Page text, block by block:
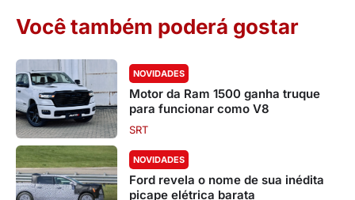
Você também poderá gostar
NOVIDADES
Motor da Ram 1500 ganha truque
para funcionar como V8
SRT
NOVIDADES
Ford revela o nome de sua inédita
picape elétrica barata